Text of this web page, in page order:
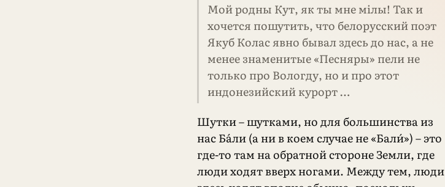
Мой родны Кут, як ты мне мiлы! Так и
хочется пошутить, что белорусский поэт
Якуб Колас явно бывал здесь до нас, а не
менее знаменитые «Песняры» пели не
только про Вологду, но и про этот
индонезийский курорт …
Шутки – шутками, но для большинства из
нас Ба́ли (а ни в коем случае не «Бали́») – это
где-то там на обратной стороне Земли, где
люди ходят вверх ногами. Между тем, люди